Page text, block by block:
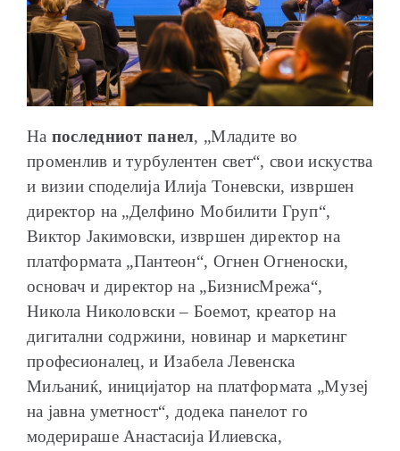
На последниот панел, „Младите во
променлив и турбулентен свет“, свои искуства
и визии споделија Илија Тоневски, извршен
директор на „Делфино Мобилити Груп“,
Виктор Јакимовски, извршен директор на
платформата „Пантеон“, Огнен Огненоски,
основач и директор на „БизнисМрежа“,
Никола Николовски – Боемот, креатор на
дигитални содржини, новинар и маркетинг
професионалец, и Изабела Левенска
Миљаниќ, иницијатор на платформата „Музеј
на јавна уметност“, додека панелот го
модерираше Анастасија Илиевска,